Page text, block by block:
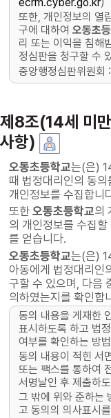
ecrm.cyber.go.kr
또한, 개인정보의 열
구에 대하여오동초
리 또는 이익을 침해
정심판을 청구할 수
중앙행정심판위원
제8조(14세 미
사항)
오동초등학교는(은)
때 법정대리인의 동
개인정보를 수집합니
또한오동초등학교의
의 개인정보를 수집
를 얻습니다.
오동초등학교는(은)
아동에게 법정대리인
구할 수 있으며, 다음
의하였는지를 확인합
동의 내용을 게재한
표시하도록 하고 법
여부를 확인하는 방법
동의 내용이 적힌 서
또는 팩스를 통하여
서명날인 후 제출하
그 밖에 위와 준하는
고 동의의 의사표시